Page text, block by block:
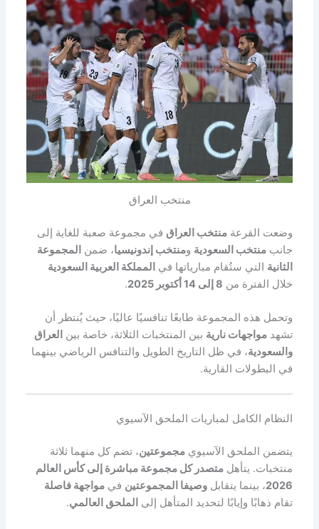
منتخب العراق
وضعت القرعةمنتخب العراق في مجموعة صعبة للغاية إلى
جانبمنتخب السعودية ومنتخب إندونيسيا، ضمن المجموعة
الثانية التي ستُقام مبارياتها في المملكة العربية السعودية
خلال الفترة من 8 إلى 14 أكتوبر 2025 .
وتحمل هذه المجموعة طابعًا تنافسيًا عاليًا، حيث يُنتظر أن
تشهدمواجهات نارية بين المنتخبات الثلاثة، خاصة بين العراق
والسعودية، في ظل التاريخ الطويل والتنافس الرياضي بينهما
في البطولات القارية.
النظام الكامل لمباريات الملحق الآسيوي
يتضمن الملحق الآسيويمجموعتين، تضم كل منهما ثلاثة
منتخبات. يتأهلمتصدر كل مجموعة مباشرة إلى كأس العالم
2026، بينما يتقابلوصيفا المجموعتين فيمواجهة فاصلة
تقام ذهابًا وإيابًا لتحديد المتأهل إلى الملحق العالمي.